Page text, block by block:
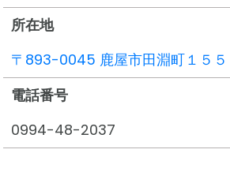
所在地
〒893-0045 鹿屋市田淵町１５
電話番号
0994-48-2037